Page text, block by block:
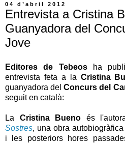
04 d’abril 2012
Entrevista a Cristina
Guanyadora del
Jove
Editores de Tebeos
ha
entrevista feta a la Cristina
guanyadora delConcurs del
seguit en català:
La Cristina Bueno és
Sostres, una obra
i les posteriors hores